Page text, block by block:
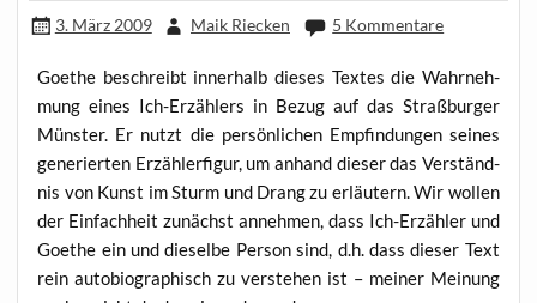
3. März 2009 Maik Riecken 5 Kommentare
Goe­the beschreibt inner­halb die­ses Tex­tes die Wahr­neh­
mung eines Ich-Erzäh­lers in Bezug auf das Straß­bur­ger
Müns­ter. Er nutzt die per­sön­li­chen Emp­fin­dun­gen sei­nes
gene­rier­ten Erzäh­ler­fi­gur, um anhand die­ser das Ver­ständ­
nis von Kunst im Sturm und Drang zu erläu­tern. Wir wol­len
der Ein­fach­heit zunächst anneh­men, dass Ich-Erzäh­ler und
Goe­the ein und die­sel­be Per­son sind, d.h. dass die­ser Text
rein auto­bio­gra­phisch zu ver­ste­hen ist – mei­ner Mei­nung